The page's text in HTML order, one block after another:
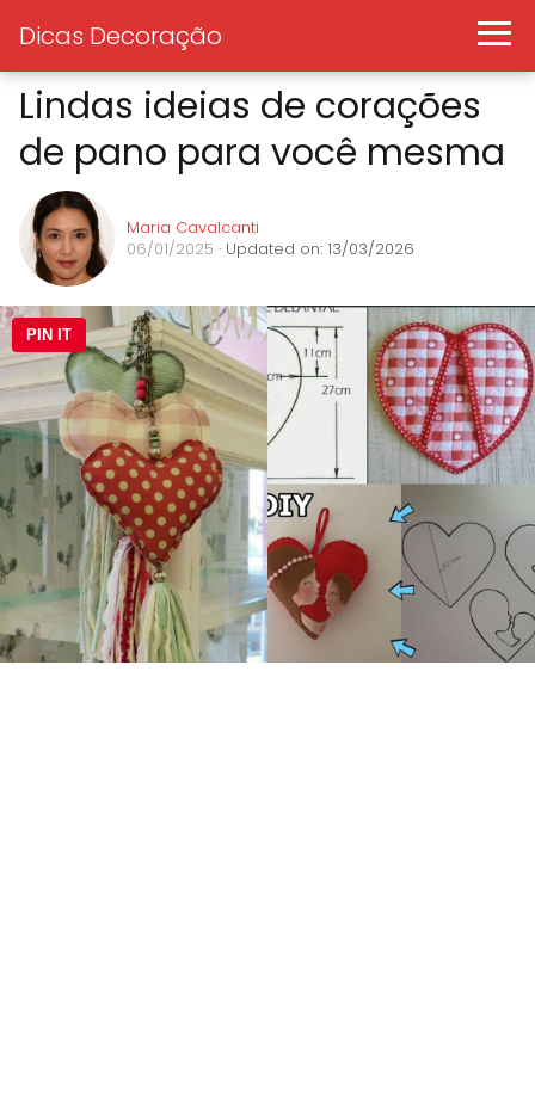
Dicas Decoração
Lindas ideias de corações
de pano para você mesma
Maria Cavalcanti
06/01/2025 · Updated on: 13/03/2026
PIN IT